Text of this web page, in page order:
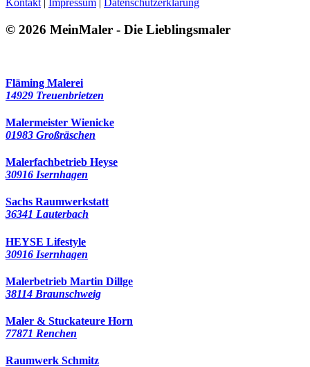
© 2026 MeinMaler - Die Lieblingsmaler
Fläming Malerei
14929 Treuenbrietzen
Malermeister Wienicke
01983 Großräschen
Malerfachbetrieb Heyse
30916 Isernhagen
Sachs Raumwerkstatt
36341 Lauterbach
HEYSE Lifestyle
30916 Isernhagen
Malerbetrieb Martin Dillge
38114 Braunschweig
Maler & Stuckateure Horn
77871 Renchen
Raumwerk Schmitz